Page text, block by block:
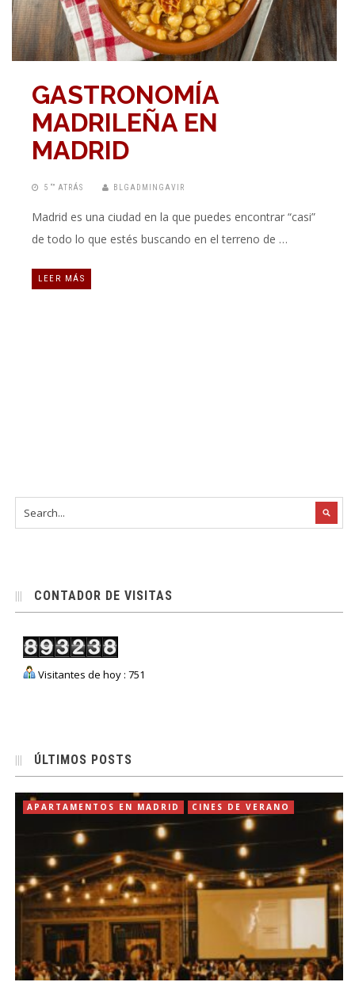
GASTRONOMÍA
MADRILEÑA EN
MADRID
5 “” ATRÁS BLGADMINGAVIR
Madrid es una ciudad en la que puedes encontrar “casi”
de todo lo que estés buscando en el terreno de …
LEER MÁS
CONTADOR DE VISITAS
Visitantes de hoy : 751
ÚLTIMOS POSTS
APARTAMENTOS EN MADRID CINES DE VERANO